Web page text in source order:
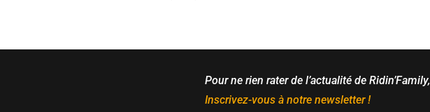
Pour ne rien rater de l’actualité de Ridin’Family,
Inscrivez-vous à notre newsletter !